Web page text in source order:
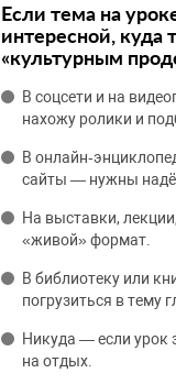
Если тема на
интересной, куда
«культурным
В соцсети и на
нахожу ролики и
В
сайты — нужны
На выставки,
«живой» формат.
В библиотеку или
погрузиться в тему
Никуда — если урок
на отдых.